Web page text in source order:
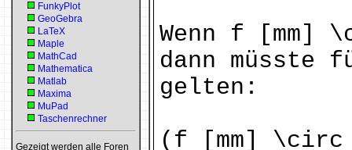
FunkyPlot
GeoGebra
LaTeX
Maple
MathCad
Mathematica
Matlab
Maxima
MuPad
Taschenrechner
Gezeigt werden alle Foren
Wenn f
dann müsste
gelten:
(f [mm] \circ